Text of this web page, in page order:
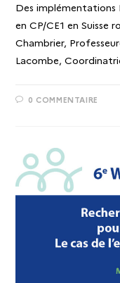
Des
en CP/CE1 en Suisse
Chambrier,
Lacombe,
0 COMMENTAIRE